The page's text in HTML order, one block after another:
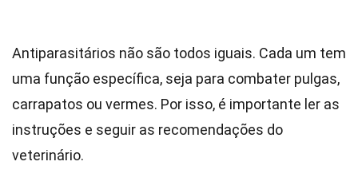
Antiparasitários não são todos iguais. Cada um tem
uma função específica, seja para combater pulgas,
carrapatos ou vermes. Por isso, é importante ler as
instruções e seguir as recomendações do
veterinário.